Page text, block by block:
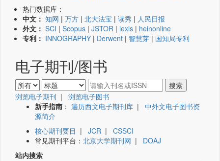
热门数据库：
中文： 知网 | 万方 | 北大法宝 | 读秀 | 人民日报
外文： SCI | Scopus | JSTOR | lexis | heinonline
专利： INNOGRAPHY | Derwent | 智慧芽 | 国知局专利
电子期刊/图书
浏览电子期刊 | 浏览电子图书
新手指南 ： 遍历西文电子期刊库 | 中外文电子图书资
源简介
核心期刊要目 | JCR | CSSCI
常见期刊平台： 北京大学期刊网 | DOAJ
站内搜索